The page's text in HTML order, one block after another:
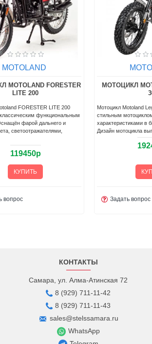
MOTOLAND
MOTOLAND TEXAS 300
года – дорожный мотоцикл
300!TEXAS 300 – является
с достойными
201950р
КУПИТЬ
вопрос
МОТОЦИКЛ
Спешим
новинкой –
Motoland Texas 300
мотоцикл в ретро-
Задать вопрос
КОНТАКТЫ
Самара, ул. Алма-Атинская 72
8 (929) 711-11-42
8 (929) 711-11-43
sales@stelssamara.ru
WhatsApp